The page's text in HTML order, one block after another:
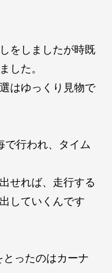
をしましたが時既
した。
はゆっくり見物で
で行われ、タイム
せれば、走行する
していくんです
ったのはカーナ